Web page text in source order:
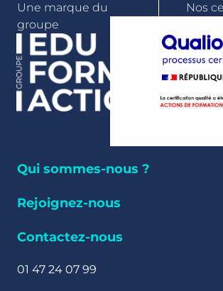
Une marque du
groupe
Nos
Qui sommes-nous ?
Rejoignez-nous
Contactez-nous
01 47 24 07 99